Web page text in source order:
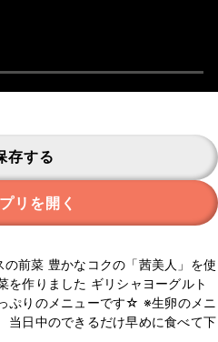
存する
リを開く
前菜 豊かなコクの「茜美人」を使
を作りました ギリシャヨーグルト
ぷりのメニューです☆ ※生卵のメニ
当日中のできるだけ早めに食べて下